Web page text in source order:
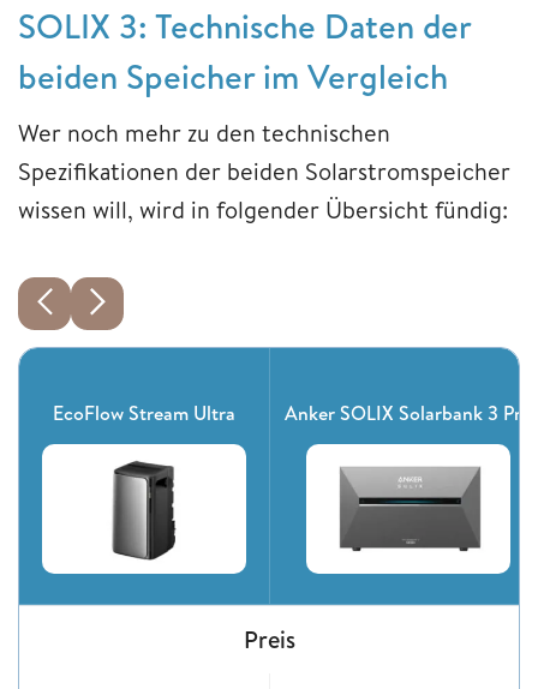
SOLIX 3: Technische Daten der
beiden Speicher im Vergleich
Wer noch mehr zu den technischen
Spezifikationen der beiden Solarstromspeicher
wissen will, wird in folgender Übersicht fündig:
EcoFlow Stream Ultra Anker SOLIX Solarbank 3 Pro
Preis